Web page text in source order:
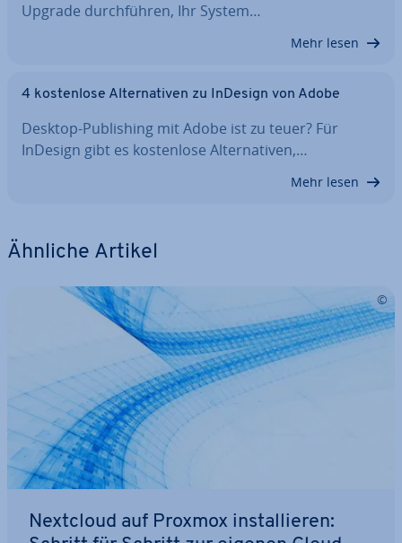
Upgrade durch­füh­ren, Ihr System…
Mehr lesen
4 kos­ten­lo­se Al­ter­na­ti­ven zu InDesign von Adobe
Desktop-Pu­bli­shing mit Adobe ist zu teuer? Für
InDesign gibt es kos­ten­lo­se Al­ter­na­ti­ven,…
Mehr lesen
Ähnliche Artikel
Nextcloud auf Proxmox in­stal­lie­ren: